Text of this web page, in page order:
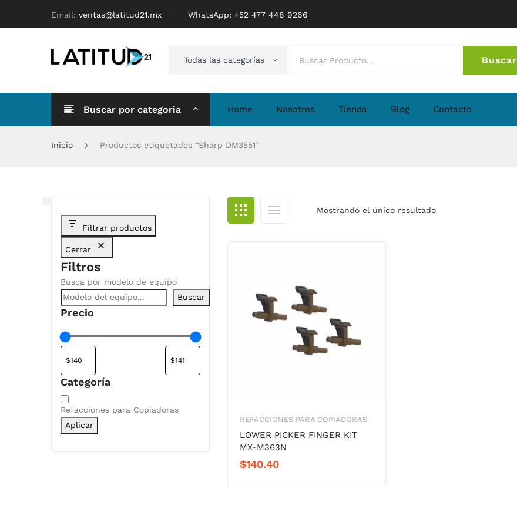
Email: ventas@latitud21.mx WhatsApp: ‪+52 477 448 9266
Todas las categorías Buscar
Buscar por categoria Home Nosotros Tienda Blog Contacto
Inicio Productos etiquetados “Sharp DM3551”
Mostrando el único resultado
REFACCIONES PARA COPIADORAS
LOWER PICKER FINGER KIT
MX-M363N
$140.40
Filtrar productos
Cerrar
Filtros
Busca por modelo de equipo
Buscar
Precio
Categoría
Categoría
Refacciones para Copiadoras
Aplicar